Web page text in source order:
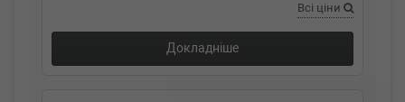
Всі ціни
Докладніше